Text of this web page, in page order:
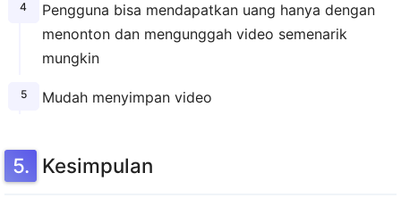
Pengguna bisa mendapatkan uang hanya dengan
menonton dan mengunggah video semenarik
mungkin
Mudah menyimpan video
Kesimpulan